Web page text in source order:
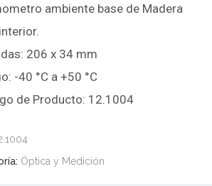
ambiente base de Madera
206 x 34 mm
-40 °C a +50 °C
de Producto: 12.1004
Óptica y Medición